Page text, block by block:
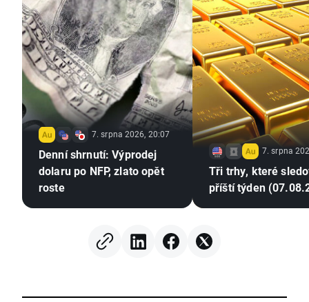
7. srpna 2026, 20:07
Denní shrnutí: Výprodej
dolaru po NFP, zlato opět
roste
7. srpna
Tři trhy, které
příští týden